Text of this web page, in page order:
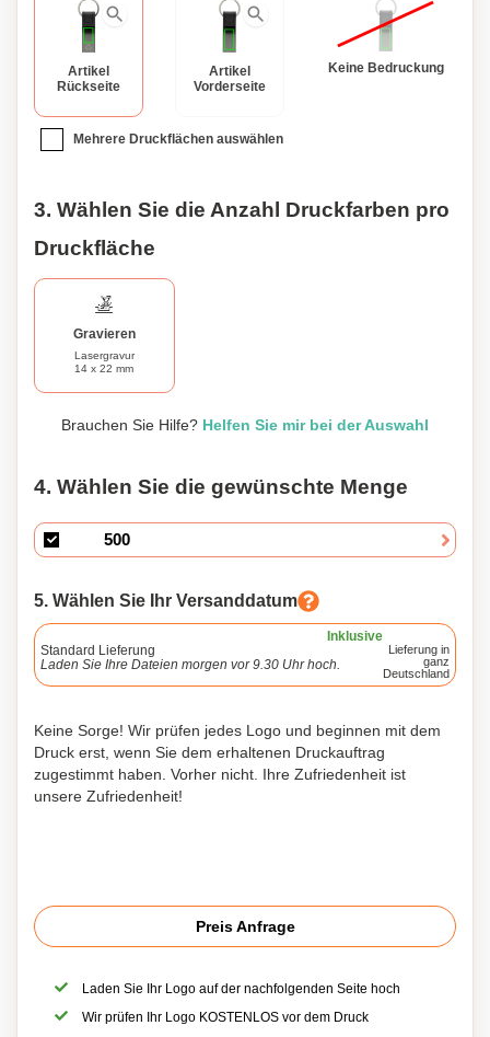
Artikel
Rückseite
Artikel
Vorderseite
Keine Bedruckung
Mehrere Druckflächen auswählen
3. Wählen Sie die Anzahl Druckfarben pro
Druckfläche
Gravieren
Lasergravur
14 x 22 mm
Brauchen Sie Hilfe? Helfen Sie mir bei der Auswahl
4. Wählen Sie die gewünschte Menge
5. Wählen Sie Ihr Versanddatum
Inklusive
Standard Lieferung
Laden Sie Ihre Dateien morgen vor 9.30 Uhr hoch.
Lieferung in
ganz
Deutschland
Keine Sorge! Wir prüfen jedes Logo und beginnen mit dem
Druck erst, wenn Sie dem erhaltenen Druckauftrag
zugestimmt haben. Vorher nicht. Ihre Zufriedenheit ist
unsere Zufriedenheit!
Preis Anfrage
Laden Sie Ihr Logo auf der nachfolgenden Seite hoch
Wir prüfen Ihr Logo KOSTENLOS vor dem Druck